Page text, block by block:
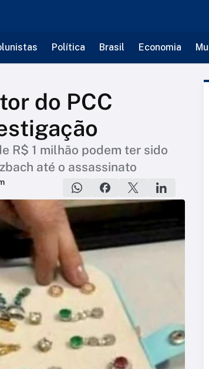
Política Brasil Economia
do PCC
R$ 1 milhão podem ter sido
até o assassinato